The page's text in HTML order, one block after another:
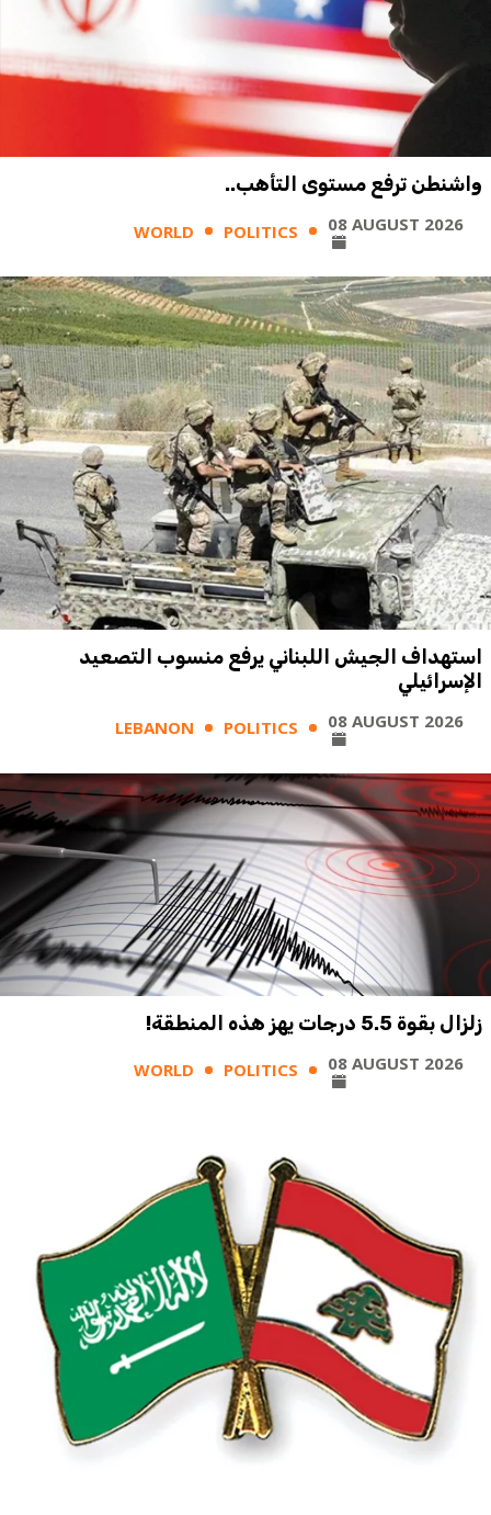
واشنطن ترفع مستوى التأهب..
WORLD POLITICS 08 AUGUST 2026
استهداف الجيش اللبناني يرفع منسوب التصعيد
الإسرائيلي
LEBANON POLITICS 08 AUGUST 2026
زلزال بقوة 5.5 درجات يهز هذه المنطقة!
WORLD POLITICS 08 AUGUST 2026